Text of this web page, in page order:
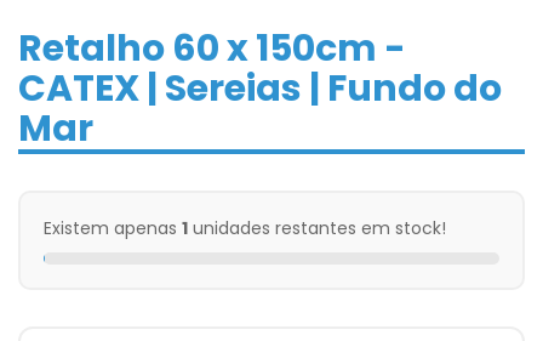
Retalho 60 x 150cm -
CATEX | Sereias | Fundo do
Mar
Existem apenas 1 unidades restantes em stock!